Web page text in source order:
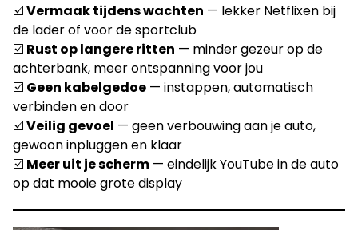
☑️Vermaak tijdens wachten — lekker Netflixen bij
de lader of voor de sportclub
☑️ Rust op langere ritten — minder gezeur op de
achterbank, meer ontspanning voor jou
☑️ Geen kabelgedoe — instappen, automatisch
verbinden en door
☑️Veilig gevoel — geen verbouwing aan je auto,
gewoon inpluggen en klaar
☑️ Meer uit je scherm — eindelijk YouTube in de auto
op dat mooie grote display